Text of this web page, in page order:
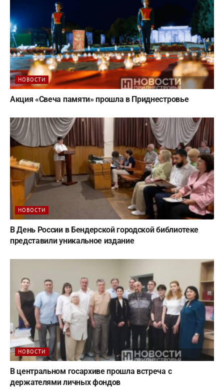
НОВОСТИ
Акция «Свеча памяти» прошла в Приднестровье
НОВОСТИ
В День России в Бендерской городской библиотеке
представили уникальное издание
НОВОСТИ
В центральном госархиве прошла встреча с
держателями личных фондов